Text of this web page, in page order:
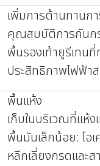
เพิ่มการต้านทานก
คุณสมบัติการกันกร
พื้นรองเท้ายูรีเทน
ประสิทธิภาพไฟฟ้า
พื้นแห้ง
เก็บในบริเวณที่แห้
พื้นมันเล็กน้อย: โอเ
หลีกเลี่ยงกรดและส